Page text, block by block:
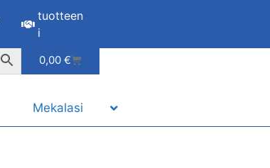
tuotteen
i
0,00 €
Mekalasi